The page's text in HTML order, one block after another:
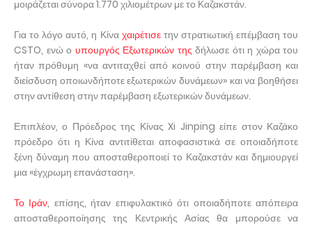
μοιράζεται σύνορα 1.770 χιλιομέτρων με το Καζακστάν.
Για το λόγο αυτό, η Κίνα χαιρέτισετην στρατιωτική επέμβαση του
CSTO, ενώ ο υπουργός Εξωτερικών τηςδήλωσε ότι η χώρα του
ήταν πρόθυμη «να αντιταχθεί από κοινού στην παρέμβαση και
διείσδυση οποιωνδήποτε εξωτερικών δυνάμεων» και να βοηθήσει
στην αντίθεση στην παρέμβαση εξωτερικών δυνάμεων.
Επιπλέον, ο Πρόεδρος της Κίνας Xi Jinping είπε στον Καζάκο
πρόεδρο ότι η Κίνα αντιτίθεται αποφασιστικά σε οποιαδήποτε
ξένη δύναμη που αποσταθεροποιεί το Καζακστάν και δημιουργεί
μια «έγχρωμη επανάσταση».
Το Ιράν, επίσης, ήταν επιφυλακτικό ότι οποιαδήποτε απόπειρα
αποσταθεροποίησης της Κεντρικής Ασίας θα μπορούσε να